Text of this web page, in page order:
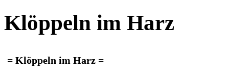
Klöppeln im Harz
= Klöppeln im Harz =